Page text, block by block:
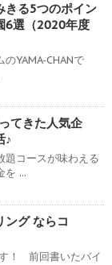
きる5つのポイン
6選（2020年度
YAMA-CHANで
てきた人気企
♪
題コースが味わえる
を ...
ング ならコ
！ 前回書いたバイ